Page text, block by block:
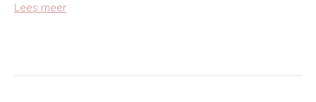
Lees meer